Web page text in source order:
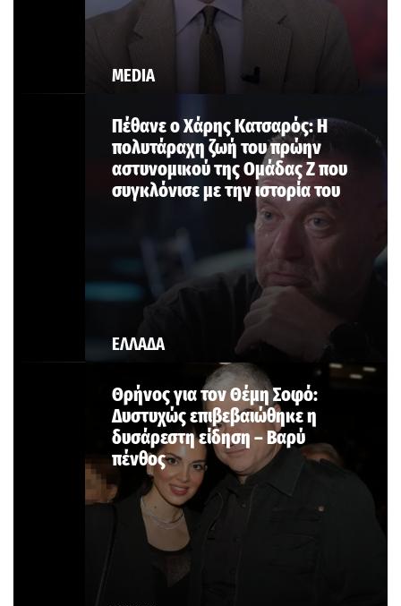
MEDIA
ΕΛΛΑΔΑ
Πέθανε ο Χάρης Κατσαρός: Η
πολυτάραχη ζωή του πρώην
αστυνομικού της Ομάδας Ζ που
συγκλόνισε με την ιστορία του
Θρήνος για τον Θέμη Σοφό:
Δυστυχώς επιβεβαιώθηκε η
δυσάρεστη είδηση – Βαρύ
πένθος